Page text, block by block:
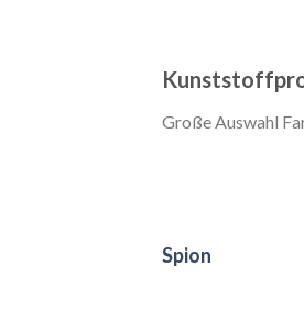
Große Auswahl
Spion